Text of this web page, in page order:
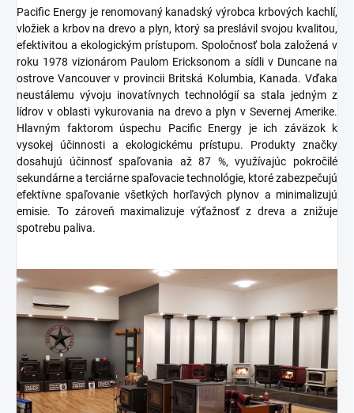
Pacific Energy je renomovaný kanadský výrobca krbových kachlí,
vložiek a krbov na drevo a plyn, ktorý sa preslávil svojou kvalitou,
efektivitou a ekologickým prístupom. Spoločnosť bola založená v
roku 1978 vizionárom Paulom Ericksonom a sídli v Duncane na
ostrove Vancouver v provincii Britská Kolumbia, Kanada. Vďaka
neustálemu vývoju inovatívnych technológií sa stala jedným z
lídrov v oblasti vykurovania na drevo a plyn v Severnej Amerike.
Hlavným faktorom úspechu Pacific Energy je ich záväzok k
vysokej účinnosti a ekologickému prístupu. Produkty značky
dosahujú účinnosť spaľovania až 87 %, využívajúc pokročilé
sekundárne a terciárne spaľovacie technológie, ktoré zabezpečujú
efektívne spaľovanie všetkých horľavých plynov a minimalizujú
emisie. To zároveň maximalizuje výťažnosť z dreva a znižuje
spotrebu paliva.